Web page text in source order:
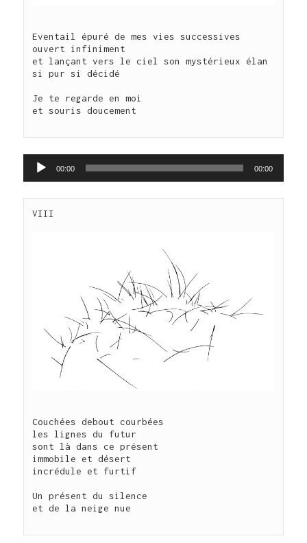
Eventail épuré de mes vies successives
ouvert infiniment
et lançant vers le ciel son mystérieux élan
si pur si décidé
Je te regarde en moi
et souris doucement
Lecteur
audio
00:00 00:00
Couchées debout courbées
les lignes du futur
sont là dans ce présent
immobile et désert
incrédule et furtif
Un présent du silence
et de la neige nue